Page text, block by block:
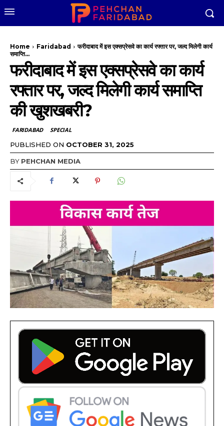
Home Faridabad
फरीदाबाद में इस एक्सप्रेसवे का कार्य रफ्तार पर, जल्द मिलेगी कार्य
समाप्ति...
फरीदाबाद में इस एक्सप्रेसवे का कार्य
रफ्तार पर, जल्द मिलेगी कार्य समाप्ति
की खुशखबरी?
FARIDABAD SPECIAL
PUBLISHED ON OCTOBER 31, 2025
BY PEHCHAN MEDIA